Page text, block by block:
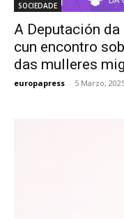
SOCIEDADE
A Deputación
cun encontro
das mulleres
europapress - 5 Marzo,